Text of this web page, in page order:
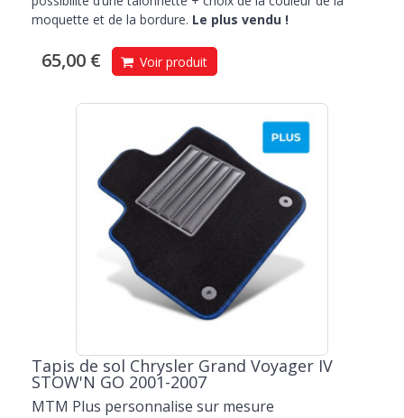
moquette et de la bordure. Le plus vendu !
65,00 € Voir produit
Tapis de sol Chrysler Grand Voyager IV
STOW'N GO 2001-2007
MTM Plus personnalise sur mesure